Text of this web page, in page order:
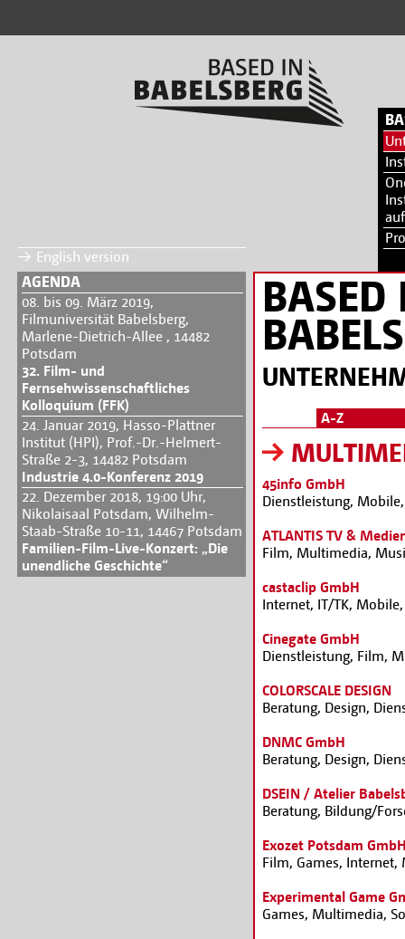
English version
AGENDA
08. bis 09. März 2019,
Filmuniversität Babelsberg,
Marlene-Dietrich-Allee , 14482
Potsdam
32. Film- und
Fernsehwissenschaftliches
Kolloquium (FFK)
24. Januar 2019, Hasso-Plattner
Institut (HPI), Prof.-Dr.-Helmert-
Straße 2-3, 14482 Potsdam
Industrie 4.0-Konferenz 2019
22. Dezember 2018, 19:00 Uhr,
Nikolaisaal Potsdam, Wilhelm-
Staab-Straße 10-11, 14467 Potsdam
Familien-Film-Live-Konzert: „Die
unendliche Geschichte“
BASED
A-Z
45info GmbH
Dienstleistung,
ATLANTIS TV &
Film, Multimedia,
castaclip GmbH
Internet, IT/TK,
Cinegate GmbH
Dienstleistung, Film,
COLORSCALE DESIGN
Beratung, Design,
DNMC GmbH
Beratung, Design,
DSEIN / Atelier
Beratung, Bildung/
Exozet Potsdam
Film, Games,
Experimental Game
Games, Multimedia,